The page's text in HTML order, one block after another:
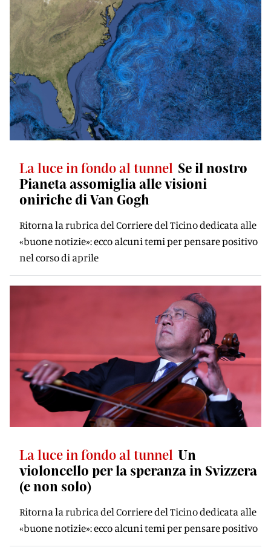
La luce in fondo al tunnel Se il nostro
Pianeta assomiglia alle visioni
oniriche di Van Gogh
Ritorna la rubrica del Corriere del Ticino dedicata alle
«buone notizie»: ecco alcuni temi per pensare positivo
nel corso di aprile
La luce in fondo al tunnel Un
violoncello per la speranza in Svizzera
(e non solo)
Ritorna la rubrica del Corriere del Ticino dedicata alle
«buone notizie»: ecco alcuni temi per pensare positivo